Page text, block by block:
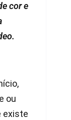
cor e
ou
existe